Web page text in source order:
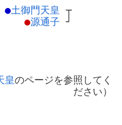
●土御門天皇 ┬
●源通子 ┘
皇のページを参照してく
ださい）